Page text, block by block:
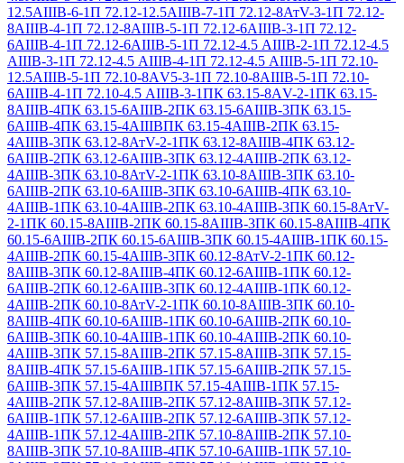
12.5АIIIВ-6-1П 72.12-12.5АIIIВ-7-1П 72.12-8АтV-3-1П 72.12-
8АIIIВ-4-1П 72.12-8АIIIВ-5-1П 72.12-6АIIIВ-3-1П 72.12-
6АIIIВ-4-1П 72.12-6АIIIВ-5-1П 72.12-4.5 АIIIВ-2-1П 72.12-4.5
АIIIВ-3-1П 72.12-4.5 АIIIВ-4-1П 72.12-4.5 АIIIВ-5-1П 72.10-
12.5АIIIВ-5-1П 72.10-8АV5-3-1П 72.10-8АIIIВ-5-1П 72.10-
6АIIIВ-4-1П 72.10-4.5 АIIIВ-3-1ПК 63.15-8АV-2-1ПК 63.15-
8АIIIВ-4ПК 63.15-6АIIIВ-2ПК 63.15-6АIIIВ-3ПК 63.15-
6АIIIВ-4ПК 63.15-4АIIIВПК 63.15-4АIIIВ-2ПК 63.15-
4АIIIВ-3ПК 63.12-8АтV-2-1ПК 63.12-8АIIIВ-4ПК 63.12-
6АIIIВ-2ПК 63.12-6АIIIВ-3ПК 63.12-4АIIIВ-2ПК 63.12-
4АIIIВ-3ПК 63.10-8АтV-2-1ПК 63.10-8АIIIВ-3ПК 63.10-
6АIIIВ-2ПК 63.10-6АIIIВ-3ПК 63.10-6АIIIВ-4ПК 63.10-
4АIIIВ-1ПК 63.10-4АIIIВ-2ПК 63.10-4АIIIВ-3ПК 60.15-8АтV-
2-1ПК 60.15-8АIIIВ-2ПК 60.15-8АIIIВ-3ПК 60.15-8АIIIВ-4ПК
60.15-6АIIIВ-2ПК 60.15-6АIIIВ-3ПК 60.15-4АIIIВ-1ПК 60.15-
4АIIIВ-2ПК 60.15-4АIIIВ-3ПК 60.12-8АтV-2-1ПК 60.12-
8АIIIВ-3ПК 60.12-8АIIIВ-4ПК 60.12-6АIIIВ-1ПК 60.12-
6АIIIВ-2ПК 60.12-6АIIIВ-3ПК 60.12-4АIIIВ-1ПК 60.12-
4АIIIВ-2ПК 60.10-8АтV-2-1ПК 60.10-8АIIIВ-3ПК 60.10-
8АIIIВ-4ПК 60.10-6АIIIВ-1ПК 60.10-6АIIIВ-2ПК 60.10-
6АIIIВ-3ПК 60.10-4АIIIВ-1ПК 60.10-4АIIIВ-2ПК 60.10-
4АIIIВ-3ПК 57.15-8АIIIВ-2ПК 57.15-8АIIIВ-3ПК 57.15-
8АIIIВ-4ПК 57.15-6АIIIВ-1ПК 57.15-6АIIIВ-2ПК 57.15-
6АIIIВ-3ПК 57.15-4АIIIВПК 57.15-4АIIIВ-1ПК 57.15-
4АIIIВ-2ПК 57.12-8АIIIВ-2ПК 57.12-8АIIIВ-3ПК 57.12-
6АIIIВ-1ПК 57.12-6АIIIВ-2ПК 57.12-6АIIIВ-3ПК 57.12-
4АIIIВ-1ПК 57.12-4АIIIВ-2ПК 57.10-8АIIIВ-2ПК 57.10-
8АIIIВ-3ПК 57.10-8АIIIВ-4ПК 57.10-6АIIIВ-1ПК 57.10-